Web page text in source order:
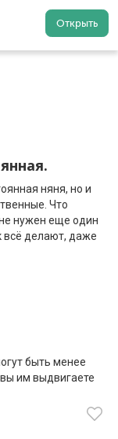
Открыть
Регистрация
няня, но и
Что
нужен еще один
всё делают, даже
быть менее
им выдвигаете